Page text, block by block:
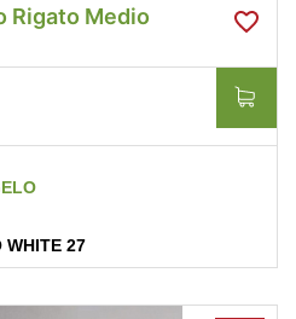
Rigato Medio
WHITE 27